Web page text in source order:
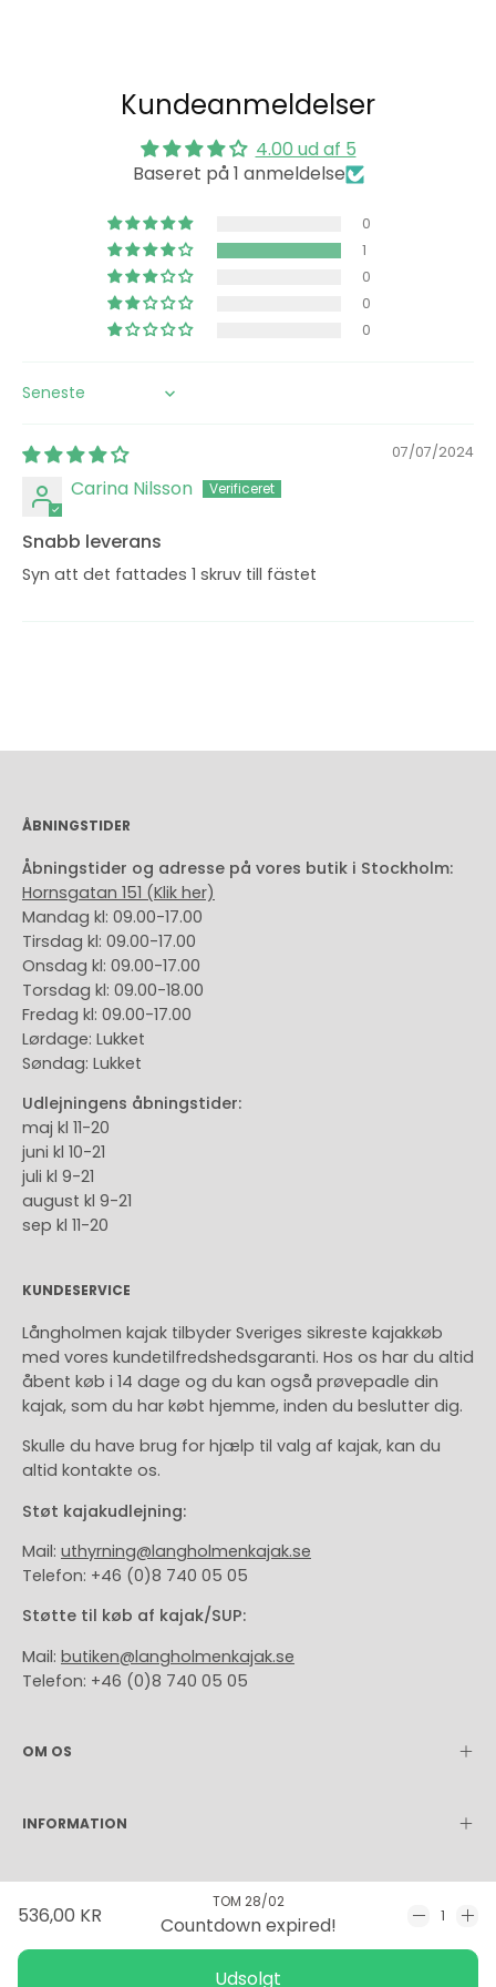
536,00 KR
TOM 28/02
Countdown expired!
Reducer
antallet
Udsolgt
Kundeanmeldelser
4.00 ud af 5
Baseret på 1 anmeldelse
0
1
0
0
0
Sort by
07/07/2024
Carina Nilsson
Snabb leverans
Syn att det fattades 1 skruv till fästet
ÅBNINGSTIDER
Åbningstider og adresse på vores butik i Stockholm:
Hornsgatan 151 (Klik her)
Mandag kl: 09.00-17.00
Tirsdag kl: 09.00-17.00
Onsdag kl: 09.00-17.00
Torsdag kl: 09.00-18.00
Fredag ​​kl: 09.00-17.00
Lørdage: Lukket
Søndag: Lukket
Udlejningens åbningstider:
maj kl 11-20
juni kl 10-21
juli kl 9-21
august kl 9-21
sep kl 11-20
KUNDESERVICE
Långholmen kajak tilbyder Sveriges sikreste kajakkøb
med vores kundetilfredshedsgaranti. Hos os har du altid
åbent køb i 14 dage og du kan også prøvepadle din
kajak, som du har købt hjemme, inden du beslutter dig.
Skulle du have brug for hjælp til valg af kajak, kan du
altid kontakte os.
Støt kajakudlejning:
Mail: uthyrning@langholmenkajak.se
Telefon: +46 (0)8 740 05 05
Støtte til køb af kajak/SUP:
Mail: butiken@langholmenkajak.se
Telefon: +46 (0)8 740 05 05
OM OS
INFORMATION
Sprog
Dansk